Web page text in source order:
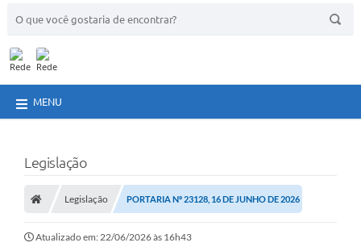
MENU
Legislação
Legislação PORTARIA Nº 23128, 16 DE JUNHO DE 2026
Atualizado em: 22/06/2026 às 16h43